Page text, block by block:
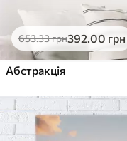
653.33грн392.00 грн
Абстракція